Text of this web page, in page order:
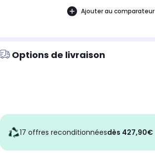
Ajouter au comparateur
Options de livraison
17 offres reconditionnées dès 427,90€